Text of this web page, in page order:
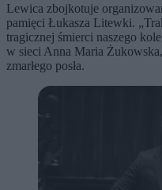
Lewica zbojkotuje
pamięci Łukasza Litewki.
tragicznej śmierci naszego
w sieci Anna Maria
zmarłego posła.